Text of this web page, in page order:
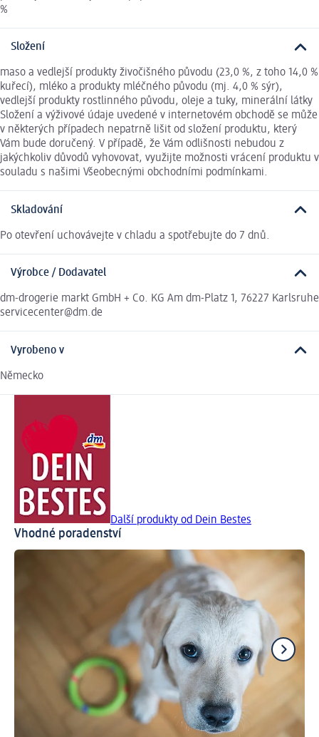
%
Složení
maso a vedlejší produkty živočišného původu (23,0 %, z toho 14,0 %
kuřecí), mléko a produkty mléčného původu (mj. 4,0 % sýr),
vedlejší produkty rostlinného původu, oleje a tuky, minerální látky
Složení a výživové údaje uvedené v internetovém obchodě se může
v některých případech nepatrně lišit od složení produktu, který
Vám bude doručený. V případě, že Vám odlišnosti nebudou z
jakýchkoliv důvodů vyhovovat, využijte možnosti vrácení produktu v
souladu s našimi Všeobecnými obchodními podmínkami.
Skladování
Po otevření uchovávejte v chladu a spotřebujte do 7 dnů.
Výrobce / Dodavatel
dm-drogerie markt GmbH + Co. KG Am dm-Platz 1, 76227 Karlsruhe
servicecenter@dm.de
Vyrobeno v
Německo
Další produkty od Dein Bestes
Vhodné poradenství